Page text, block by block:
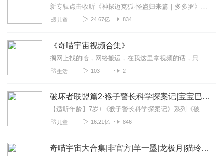
新专辑点击收听《神探迈克狐·怪盗归来篇｜多多罗》！！！>>>点击进入主播橱窗购买《神探迈克狐》系列图书吧!<<<多多罗故事【点击前往】收听多多罗其他好玩有趣的故...
儿童 24.67亿 834
《奇喵宇宙视频合集》
搁网上找的哈，网络搬运，在我这里拿视频的话，只需要跟我说一声就可以
生活 103 2
破坏者联盟篇2·猴子警长科学探案记|宝宝巴士故事
【适听年龄】7岁+《猴子警长科学探案记》系列《破坏者联盟篇1·猴子警长科学探案记》>>>《破坏者联盟篇2·猴子警长科学探案记》>>>《破坏者联盟篇3·猴子警长科...
儿童 16.21亿 846
奇喵宇宙大合集|非官方|羊一墨|龙极月|猫玲珑..